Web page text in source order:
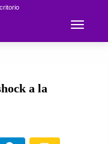
Toggle
a la